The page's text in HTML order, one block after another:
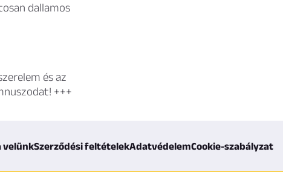
dallamos
és az
+++
velünkSzerződési feltételekAdatvédelemCookie-szabályzat